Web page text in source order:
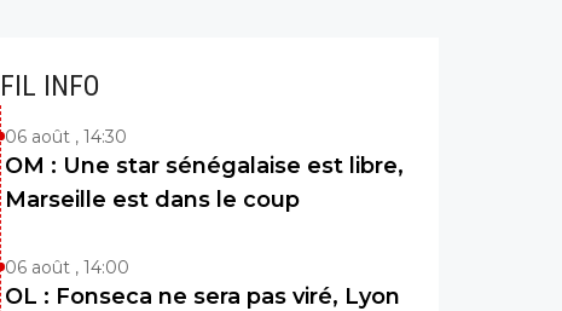
FIL INFO
06 août , 14:30
OM : Une star sénégalaise est libre,
Marseille est dans le coup
06 août , 14:00
OL : Fonseca ne sera pas viré, Lyon